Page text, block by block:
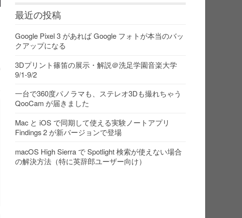
最近の投稿
Google Pixel 3 があれば Google フォトが本当のバッ
クアップになる
3Dプリント篠笛の展示・解説＠洗足学園音楽大学
9/1-9/2
一台で360度パノラマも、ステレオ3Dも撮れちゃう
QooCam が届きました
Mac と iOS で同期して使える実験ノートアプリ
Findings 2 が新バージョンで登場
macOS High Sierra で Spotlight 検索が使えない場合
の解決方法（特に英辞郎ユーザー向け）